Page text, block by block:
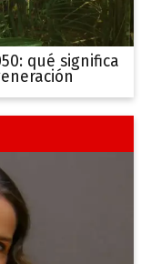
qué significa